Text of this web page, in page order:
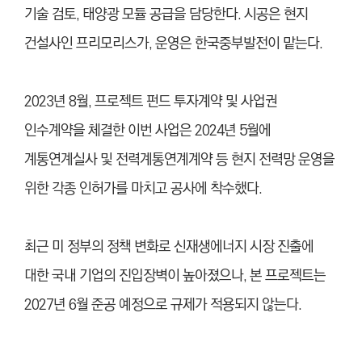
기술 검토, 태양광 모듈 공급을 담당한다. 시공은 현지
건설사인 프리모리스가, 운영은 한국중부발전이 맡는다.
2023년 8월, 프로젝트 펀드 투자계약 및 사업권
인수계약을 체결한 이번 사업은 2024년 5월에
계통연계실사 및 전력계통연계계약 등 현지 전력망 운영을
위한 각종 인허가를 마치고 공사에 착수했다.
최근 미 정부의 정책 변화로 신재생에너지 시장 진출에
대한 국내 기업의 진입장벽이 높아졌으나, 본 프로젝트는
2027년 6월 준공 예정으로 규제가 적용되지 않는다.